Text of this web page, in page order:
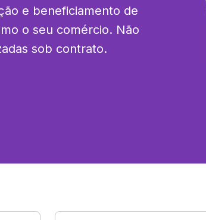
e beneficiamento de
o seu comércio. Não
sob contrato.